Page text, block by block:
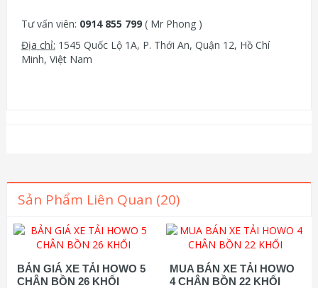
Tư vấn viên: 0914 855 799 ( Mr Phong )
Địa chỉ: 1545 Quốc Lộ 1A, P. Thới An, Quận 12, Hồ Chí
Minh, Việt Nam
Sản Phẩm Liên Quan (20)
BẢN GIÁ XE TẢI HOWO 5
CHÂN BỒN 26 KHỐI
MUA BÁN XE TẢI HOWO
4 CHÂN BỒN 22 KHỐI